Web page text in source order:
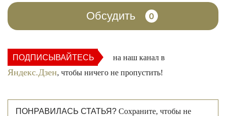
Обсудить 0
ПОДПИСЫВАЙТЕСЬ на наш канал в
Яндекс.Дзен, чтобы ничего не пропустить!
ПОНРАВИЛАСЬ СТАТЬЯ? Сохраните, чтобы не